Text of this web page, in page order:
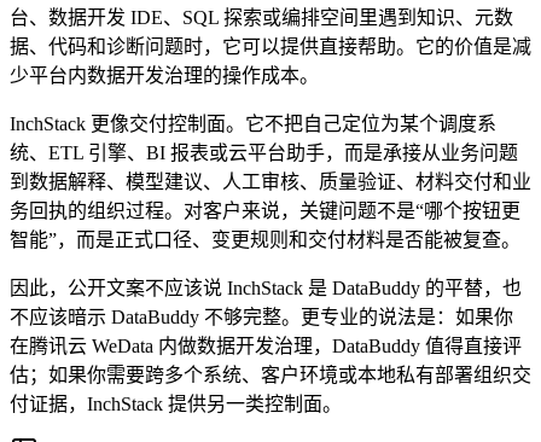
台、数据开发 IDE、SQL 探索或编排空间里遇到知识、元数
据、代码和诊断问题时，它可以提供直接帮助。它的价值是减
少平台内数据开发治理的操作成本。
InchStack 更像交付控制面。它不把自己定位为某个调度系
统、ETL 引擎、BI 报表或云平台助手，而是承接从业务问题
到数据解释、模型建议、人工审核、质量验证、材料交付和业
务回执的组织过程。对客户来说，关键问题不是“哪个按钮更
智能”，而是正式口径、变更规则和交付材料是否能被复查。
因此，公开文案不应该说 InchStack 是 DataBuddy 的平替，也
不应该暗示 DataBuddy 不够完整。更专业的说法是：如果你
在腾讯云 WeData 内做数据开发治理，DataBuddy 值得直接评
估；如果你需要跨多个系统、客户环境或本地私有部署组织交
付证据，InchStack 提供另一类控制面。